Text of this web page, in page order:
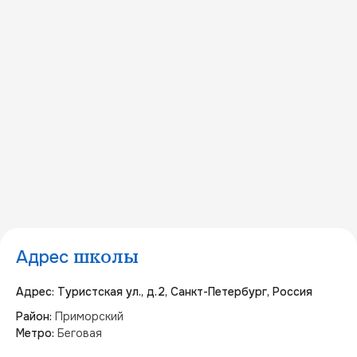
Адрес школы
Адрес: Туристская ул., д.2, Санкт-Петербург, Россия
Район: Приморский
Метро: Беговая